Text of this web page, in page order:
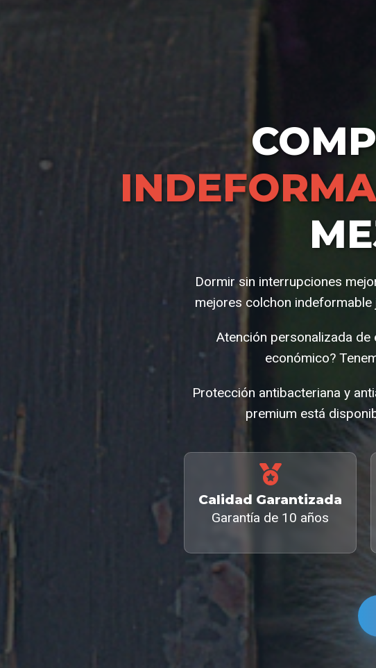
Dormir sin interrupciones
mejores colchon
Atención personalizada
económico?
Protección antibacteriana y
premium está
Calidad Garantizada
Garantía de 10 años